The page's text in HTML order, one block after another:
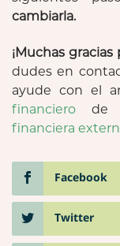
cambiarla.
¡Muchas
dudes en
ayude con el
financiero de
financiera
Facebook
Twitter